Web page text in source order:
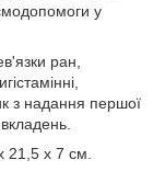
у
ран,
з надання першої
21,5 х 7 см.